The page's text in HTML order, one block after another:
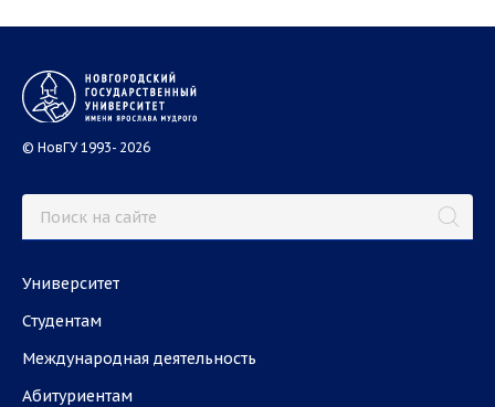
© НовГУ 1993- 2026
Университет
Студентам
Международная деятельность
Абитуриентам